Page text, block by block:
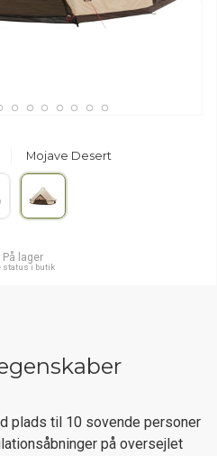
Mojave Desert
På lager
status i butik
plads til 10 sovende personer
på oversejlet